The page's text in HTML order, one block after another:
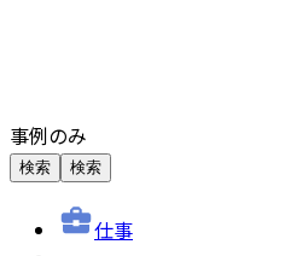
事例のみ
検索 検索
仕事